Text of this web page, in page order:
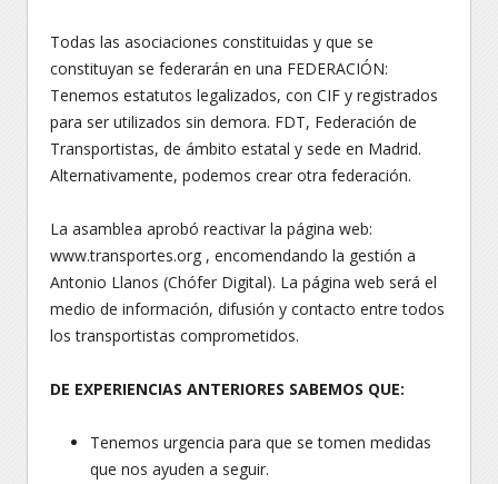
Todas las asociaciones constituidas y que se
constituyan se federarán en una FEDERACIÓN:
Tenemos estatutos legalizados, con CIF y registrados
para ser utilizados sin demora. FDT, Federación de
Transportistas, de ámbito estatal y sede en Madrid.
Alternativamente, podemos crear otra federación.
La asamblea aprobó reactivar la página web:
www.transportes.org , encomendando la gestión a
Antonio Llanos (Chófer Digital). La página web será el
medio de información, difusión y contacto entre todos
los transportistas comprometidos.
DE EXPERIENCIAS ANTERIORES SABEMOS QUE:
Tenemos urgencia para que se tomen medidas
que nos ayuden a seguir.